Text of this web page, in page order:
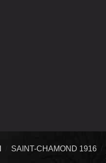
SAINT-CHAMOND 1916